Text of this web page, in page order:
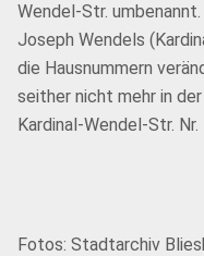
Wendel-Str.
Joseph Wendels
die Hausnummern
seither nicht mehr in
Kardinal-Wendel-Str. Nr.
Fotos: Stadtarchiv